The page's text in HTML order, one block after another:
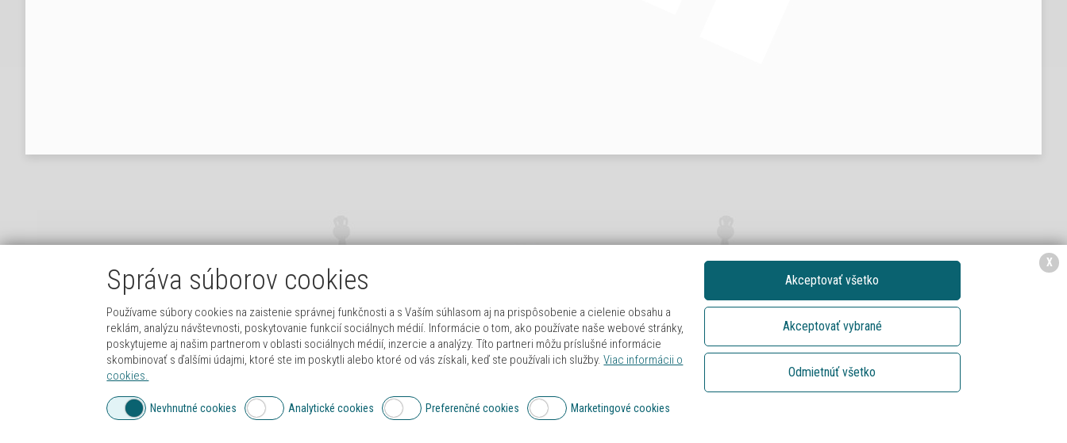
MOBIL /0911 395 933 LEVFIT_LEVICE/ INSTAGRAM
www.levfit.sk
X
Správa súborov cookies
Používame súbory cookies na zaistenie správnej funkčnosti a s Vaším súhlasom aj na prispôsobenie a cielenie obsahu a
reklám, analýzu návštevnosti, poskytovanie funkcií sociálnych médií. Informácie o tom, ako používate naše webové stránky,
poskytujeme aj našim partnerom v oblasti sociálnych médií, inzercie a analýzy. Títo partneri môžu príslušné informácie
skombinovať s ďalšími údajmi, ktoré ste im poskytli alebo ktoré od vás získali, keď ste používali ich služby.Viac informácii o
cookies.
Nevhnutné cookies Analytické cookies Preferenčné cookies Marketingové cookies
Akceptovať všetko
Akceptovať vybrané
Odmietnúť všetko